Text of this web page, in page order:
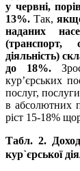
у червні,
13%. Так,
наданих
(транспорт,
діяльність)
до 18%.
кур’єрських
послуг,
в абсолютних
ріст 15-18%
Табл. 2.
кур`єрської